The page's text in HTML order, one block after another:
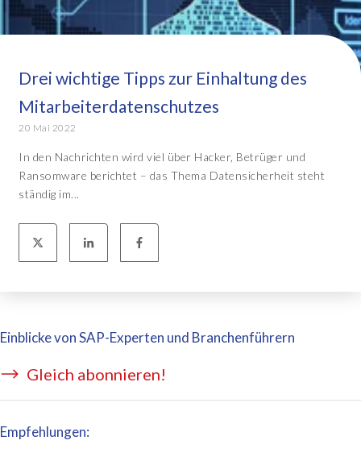
Drei wichtige Tipps zur Einhaltung des
Mitarbeiterdatenschutzes
20 Mai 2022
In den Nachrichten wird viel über Hacker, Betrüger und
Ransomware berichtet – das Thema Datensicherheit steht
ständig im...
Einblicke von SAP-Experten und Branchenführern
Gleich abonnieren!
Empfehlungen: